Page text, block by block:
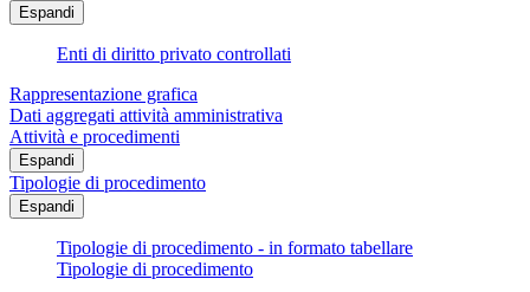
Espandi
Enti di diritto privato controllati
Rappresentazione grafica
Dati aggregati attività amministrativa
Attività e procedimenti
Espandi
Tipologie di procedimento
Espandi
Tipologie di procedimento - in formato tabellare
Tipologie di procedimento